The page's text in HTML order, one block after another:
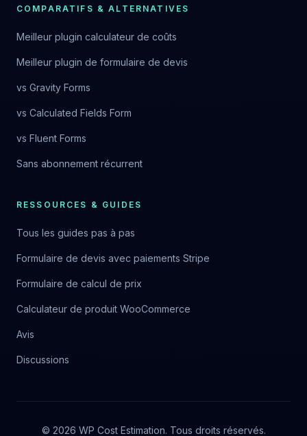
COMPARATIFS & ALTERNATIVES
Meilleur plugin calculateur de coûts
Meilleur plugin de formulaire de devis
vs Gravity Forms
vs Calculated Fields Form
vs Fluent Forms
Sans abonnement récurrent
RESSOURCES & GUIDES
Tous les guides pas à pas
Formulaire de devis avec paiements Stripe
Formulaire de calcul de prix
Calculateur de produit WooCommerce
Avis
Discussions
© 2026 WP Cost Estimation. Tous droits réservés.